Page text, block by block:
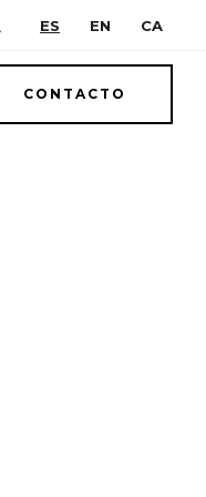
CA
EN
ES
CONTACTO